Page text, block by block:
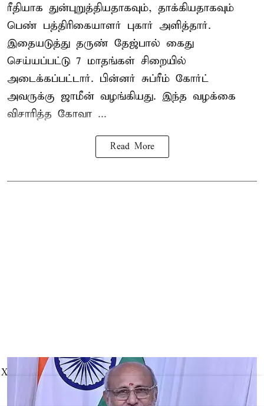
ரீதியாக துன்புறுத்தியதாகவும், தாக்கியதாகவும்
பெண் பத்திரிகையாளர் புகார் அளித்தார்.
இதையடுத்து தருண் தேஜ்பால் கைது
செய்யப்பட்டு 7 மாதங்கள் சிறையில்
அடைக்கப்பட்டார். பின்னர் சுப்ரீம் கோர்ட்
அவருக்கு ஜாமீன் வழங்கியது. இந்த வழக்கை
விசாரித்த கோவா ...
Read More
X